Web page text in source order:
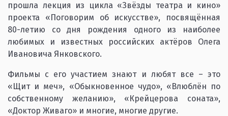
прошла лекция из цикла «Звёзды театра и кино»
проекта «Поговорим об искусстве», посвящённая
80-летию со дня рождения одного из наиболее
любимых и известных российских актёров Олега
Ивановича Янковского.
Фильмы с его участием знают и любят все – это
«Щит и меч», «Обыкновенное чудо», «Влюблён по
собственному желанию», «Крейцерова соната»,
«Доктор Живаго» и многие, многие другие.